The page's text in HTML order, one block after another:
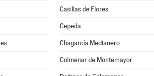
Casillas de Flores
Cepeda
Chagarcía Medianero
Colmenar de Montemayor